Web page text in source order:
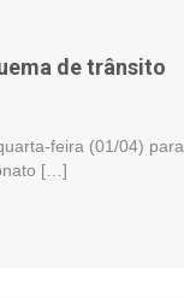
de trânsito
feira (01/04) para
[…]